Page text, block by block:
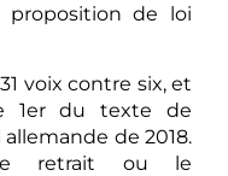
proposition de loi
voix contre six, et
1er du texte de
allemande de 2018.
retrait ou le